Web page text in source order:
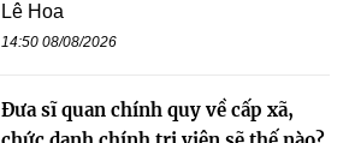
Lê Hoa
14:50 08/08/2026
Đưa sĩ quan chính quy về cấp xã,